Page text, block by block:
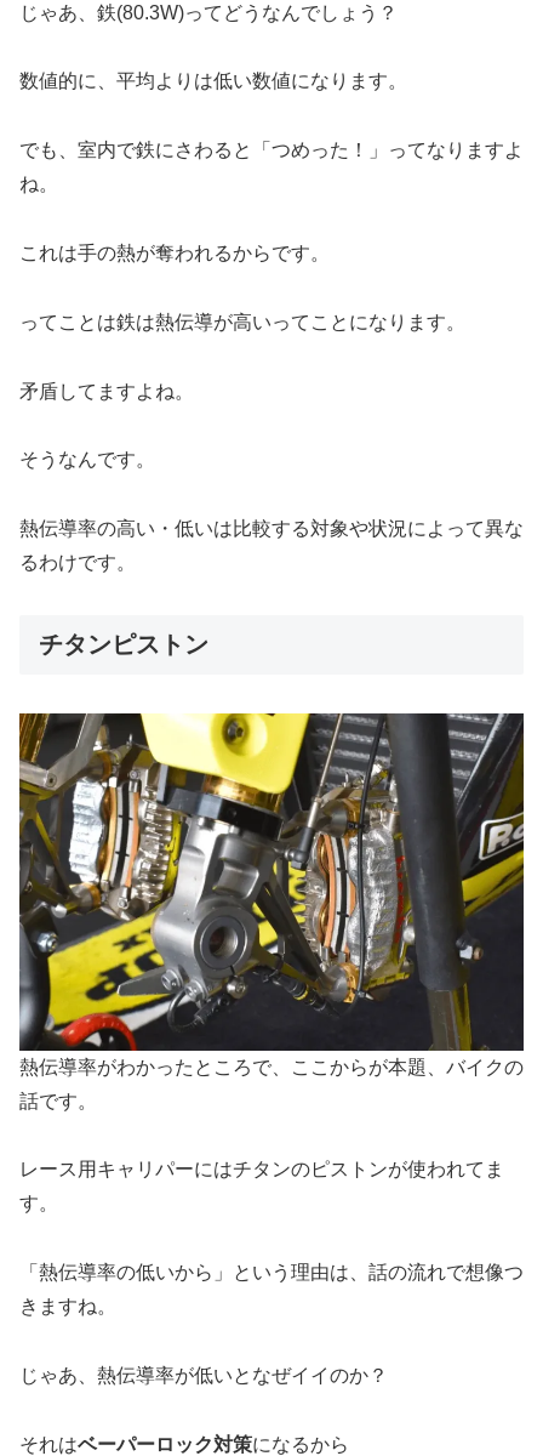
じゃあ、鉄(80.3W)ってどうなんでしょう？
数値的に、平均よりは低い数値になります。
でも、室内で鉄にさわると「つめった！」ってなりますよ
ね。
これは手の熱が奪われるからです。
ってことは鉄は熱伝導が高いってことになります。
矛盾してますよね。
そうなんです。
熱伝導率の高い・低いは比較する対象や状況によって異な
るわけです。
チタンピストン
熱伝導率がわかったところで、ここからが本題、バイクの
話です。
レース用キャリパーにはチタンのピストンが使われてま
す。
「熱伝導率の低いから」という理由は、話の流れで想像つ
きますね。
じゃあ、熱伝導率が低いとなぜイイのか？
それはベーパーロック対策になるから